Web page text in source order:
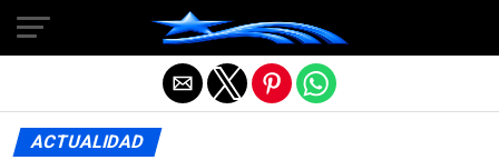
ACTUALIDAD
Salir de la versión móvil